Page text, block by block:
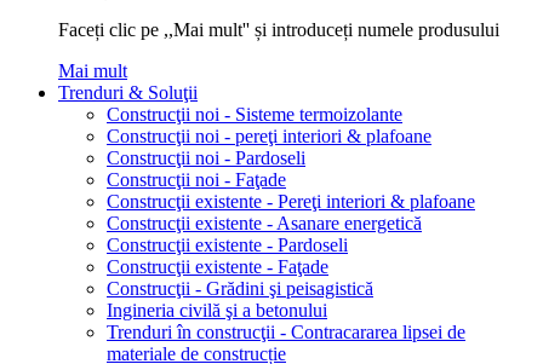
Faceți clic pe ,,Mai mult'' și introduceți numele produsului
Mai mult
Trenduri & Soluţii
Construcţii noi - Sisteme termoizolante
Construcţii noi - pereţi interiori & plafoane
Construcţii noi - Pardoseli
Construcţii noi - Faţade
Construcţii existente - Pereţi interiori & plafoane
Construcţii existente - Asanare energetică
Construcţii existente - Pardoseli
Construcţii existente - Faţade
Construcţii - Grădini şi peisagistică
Ingineria civilă şi a betonului
Trenduri în construcţii - Contracararea lipsei de
materiale de construcție